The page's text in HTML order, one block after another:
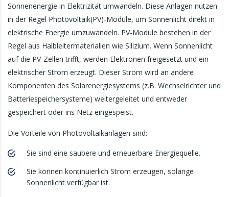
Sonnenenergie in Elektrizität umwandeln. Diese Anlagen nutzen
in der Regel Photovoltaik(PV)-Module, um Sonnenlicht direkt in
elektrische Energie umzuwandeln. PV-Module bestehen in der
Regel aus Halbleitermaterialien wie Silizium. Wenn Sonnenlicht
auf die PV-Zellen trifft, werden Elektronen freigesetzt und ein
elektrischer Strom erzeugt. Dieser Strom wird an andere
Komponenten des Solarenergiesystems (z.B. Wechselrichter und
Batteriespeichersysteme) weitergeleitet und entweder
gespeichert oder ins Netz eingespeist.
Die Vorteile von Photovoltaikanlagen sind:
Sie sind eine saubere und erneuerbare Energiequelle.
Sie können kontinuierlich Strom erzeugen, solange
Sonnenlicht verfügbar ist.